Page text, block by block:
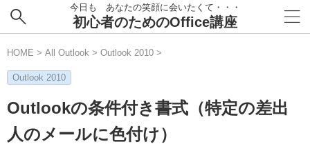
今日も あなたの笑顔に会いたくて・・・
初心者のためのOffice講座
HOME > All Outlook > Outlook 2010 >
Outlook 2010
Outlookの条件付き書式（特定の差出
人のメールに色付け）